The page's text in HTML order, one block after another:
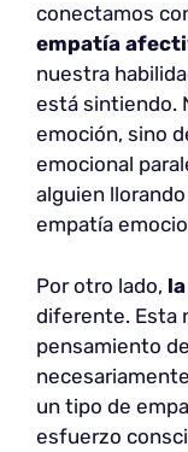
conectamos
empatía
nuestra
está sintiendo.
emoción, sino
emocional
alguien
empatía
Por otro lado,
diferente. Esta
pensamiento
un tipo de
esfuerzo